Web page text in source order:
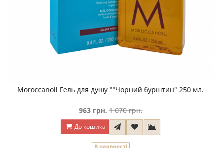
Moroccanoil Гель для душу ""Чорний бурштин" 250 мл.
963 грн. 1 070 грн.
До кошика
В наявності